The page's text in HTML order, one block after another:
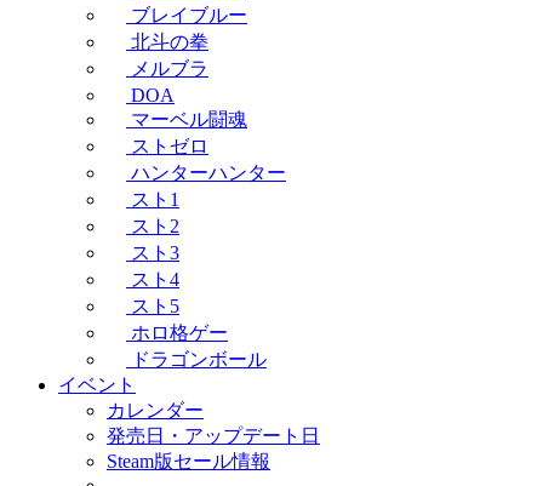
ブレイブルー
北斗の拳
メルブラ
DOA
マーベル闘魂
ストゼロ
ハンターハンター
スト1
スト2
スト3
スト4
スト5
ホロ格ゲー
ドラゴンボール
イベント
カレンダー
発売日・アップデート日
Steam版セール情報